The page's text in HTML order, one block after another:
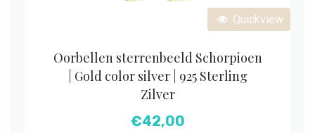
Quickview
Oorbellen sterrenbeeld Schorpioen
| Gold color silver | 925 Sterling
Zilver
€42,00